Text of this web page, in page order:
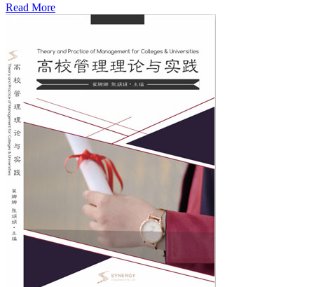
Read More